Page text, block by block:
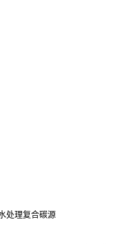
处理复合碳源